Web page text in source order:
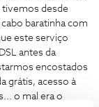
tivemos desde
baratinha com
este serviço
antes da
encostados
grátis, acesso à
o mal era o